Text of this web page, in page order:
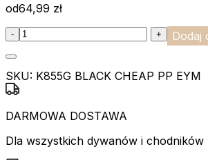
od64,99 zł
:product_name quantity
- + Dodaj
SKU: K855G BLACK CHEAP PP EYM
DARMOWA DOSTAWA
Dla wszystkich dywanów i chodników